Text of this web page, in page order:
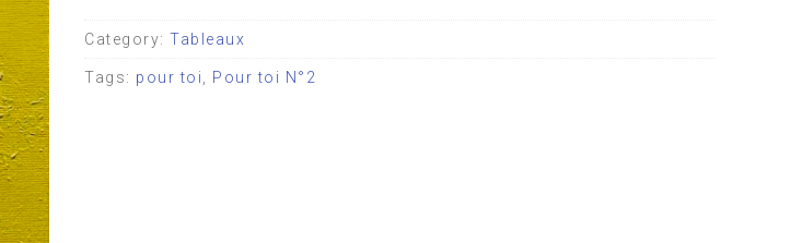
Category: Tableaux
Tags: pour toi Pour toi N°2